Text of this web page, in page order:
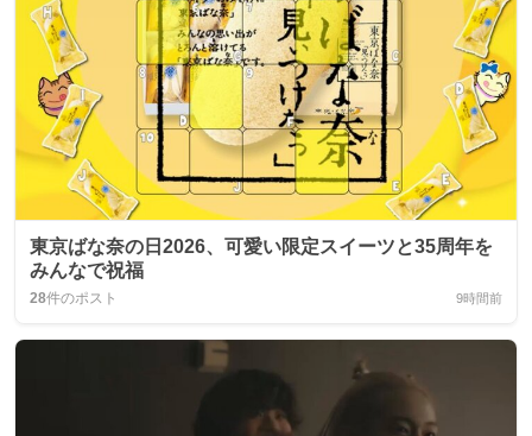
東京ばな奈の日2026、可愛い限定スイーツと35周年を
みんなで祝福
28件のポスト 9時間前